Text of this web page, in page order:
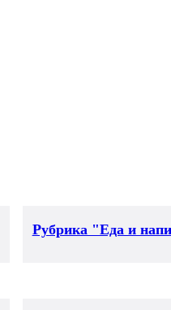
Рубрика "Еда и